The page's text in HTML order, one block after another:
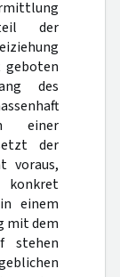
der
geboten
des
einer
der
voraus,
einem
mit dem
stehen